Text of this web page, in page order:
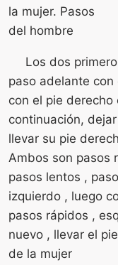
la mujer. Pasos
del hombre
Los dos
paso adelante
con el pie derecho
continuación,
llevar su pie
Ambos son pasos
pasos lentos ,
izquierdo , luego
pasos rápidos ,
nuevo , llevar el
de la mujer